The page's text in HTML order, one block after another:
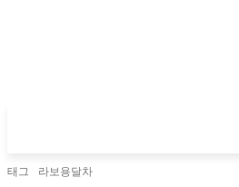
태그 라보용달차